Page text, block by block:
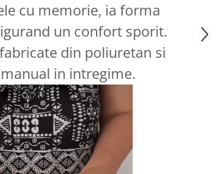
cu memorie, ia forma
un confort sporit.
din poliuretan si
in intregime.